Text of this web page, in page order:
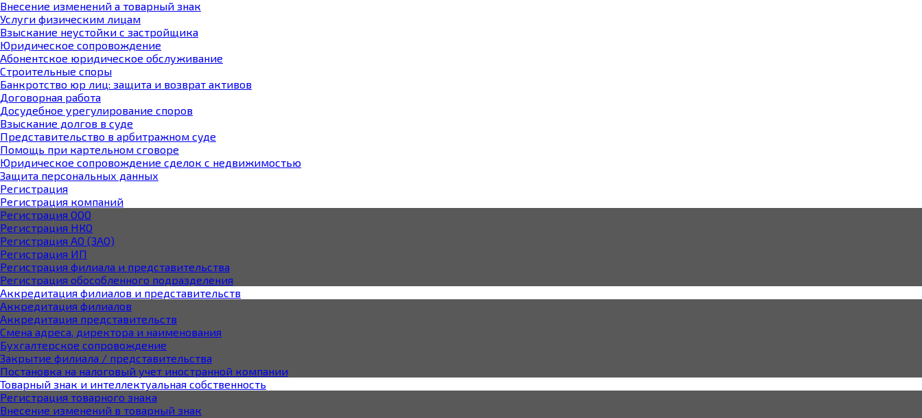
Внесение изменений а товарный знак
Услуги физическим лицам
Взыскание неустойки с застройщика
Юридическое сопровождение
Абонентское юридическое обслуживание
Строительные споры
Банкротство юр лиц: защита и возврат активов
Договорная работа
Досудебное урегулирование споров
Взыскание долгов в суде
Представительство в арбитражном суде
Помощь при картельном сговоре
Юридическое cопровождение сделок с недвижимостью
Защита персональных данных
Регистрация
Регистрация компаний
Регистрация ООО
Регистрация НКО
Регистрация АО (ЗАО)
Регистрация ИП
Регистрация филиала и представительства
Регистрация обособленного подразделения
Аккредитация филиалов и представительств
Аккредитация филиалов
Аккредитация представительств
Смена адреса, директора и наименования
Бухгалтерское сопровождение
Закрытие филиала / представительства
Постановка на налоговый учет иностранной компании
Товарный знак и интеллектуальная собственность
Регистрация товарного знака
Внесение изменений в товарный знак